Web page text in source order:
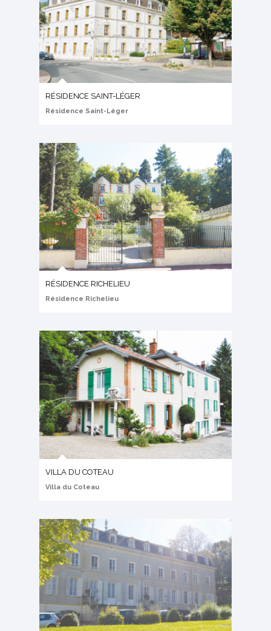
RÉSIDENCE SAINT-LÉGER
Résidence Saint-Léger
RÉSIDENCE RICHELIEU
Résidence Richelieu
VILLA DU COTEAU
Villa du Coteau